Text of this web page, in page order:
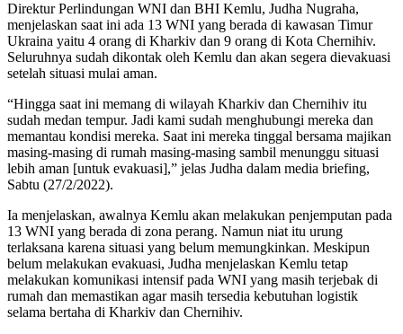
Direktur Perlindungan WNI dan BHI Kemlu, Judha Nugraha,
menjelaskan saat ini ada 13 WNI yang berada di kawasan Timur
Ukraina yaitu 4 orang di Kharkiv dan 9 orang di Kota Chernihiv.
Seluruhnya sudah dikontak oleh Kemlu dan akan segera dievakuasi
setelah situasi mulai aman.
“Hingga saat ini memang di wilayah Kharkiv dan Chernihiv itu
sudah medan tempur. Jadi kami sudah menghubungi mereka dan
memantau kondisi mereka. Saat ini mereka tinggal bersama majikan
masing-masing di rumah masing-masing sambil menunggu situasi
lebih aman [untuk evakuasi],” jelas Judha dalam media briefing,
Sabtu (27/2/2022).
Ia menjelaskan, awalnya Kemlu akan melakukan penjemputan pada
13 WNI yang berada di zona perang. Namun niat itu urung
terlaksana karena situasi yang belum memungkinkan. Meskipun
belum melakukan evakuasi, Judha menjelaskan Kemlu tetap
melakukan komunikasi intensif pada WNI yang masih terjebak di
rumah dan memastikan agar masih tersedia kebutuhan logistik
selama bertaha di Kharkiv dan Chernihiv.